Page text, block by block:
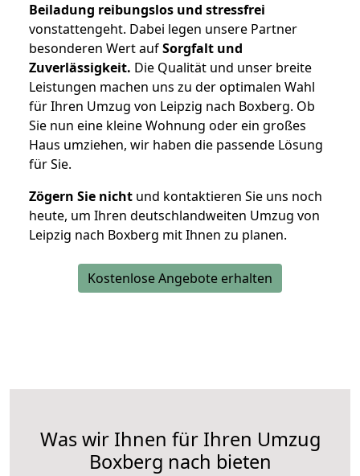
Beiladung reibungslos und stressfrei
vonstattengeht. Dabei legen unsere Partner
besonderen Wert aufSorgfalt und
Zuverlässigkeit. Die Qualität und unser breite
Leistungen machen uns zu der optimalen Wahl
für Ihren Umzug von Leipzig nach Boxberg. Ob
Sie nun eine kleine Wohnung oder ein großes
Haus umziehen, wir haben die passende Lösung
für Sie.
Zögern Sie nicht und kontaktieren Sie uns noch
heute, um Ihren deutschlandweiten Umzug von
Leipzig nach Boxberg mit Ihnen zu planen.
Kostenlose Angebote erhalten
Was wir Ihnen für Ihren Umzug
Boxberg nach bieten